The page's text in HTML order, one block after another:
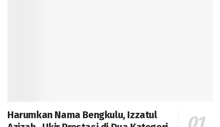
Harumkan Nama Bengkulu, Izzatul